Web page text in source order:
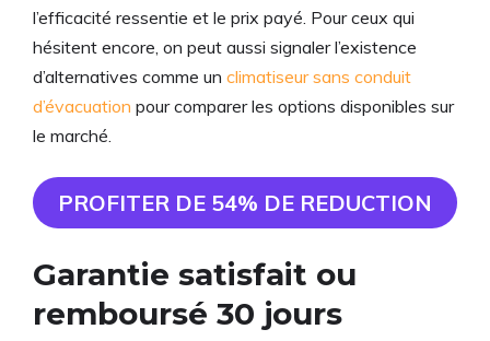
l’efficacité ressentie et le prix payé. Pour ceux qui
hésitent encore, on peut aussi signaler l’existence
d’alternatives comme un climatiseur sans conduit
d’évacuation pour comparer les options disponibles sur
le marché.
PROFITER DE 54% DE REDUCTION
Garantie satisfait ou
remboursé 30 jours